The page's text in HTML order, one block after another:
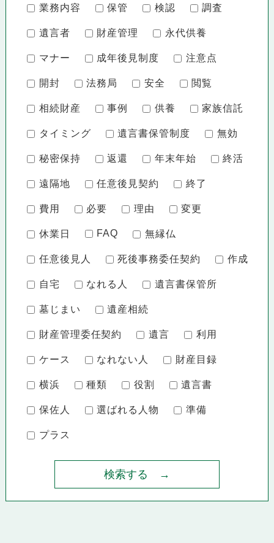
業務内容 保管 検認 調査
遺言者 財産管理 永代供養
マナー 成年後見制度 注意点
開封 法務局 安全 閲覧
相続財産 事例 供養 家族信託
タイミング 遺言書保管制度 無効
秘密保持 返還 年末年始 終活
遠隔地 任意後見契約 終了
費用 必要 理由 変更
休業日 FAQ 無縁仏
任意後見人 死後事務委任契約 作成
自宅 なれる人 遺言書保管所
墓じまい 遺産相続
財産管理委任契約 遺言 利用
ケース なれない人 財産目録
横浜 種類 役割 遺言書
保佐人 選ばれる人物 準備
プラス